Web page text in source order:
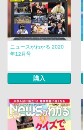
ニュースがわかる 2020
年12月号
購入